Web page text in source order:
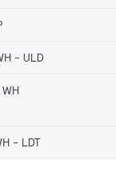
ULD
LDT